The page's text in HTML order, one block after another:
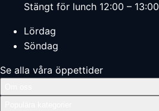
Stängt för lunch 12:00 – 13:00
Lördag
Söndag
Se alla våra öppettider